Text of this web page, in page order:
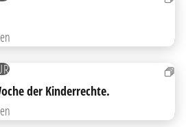
der Kinderrechte.